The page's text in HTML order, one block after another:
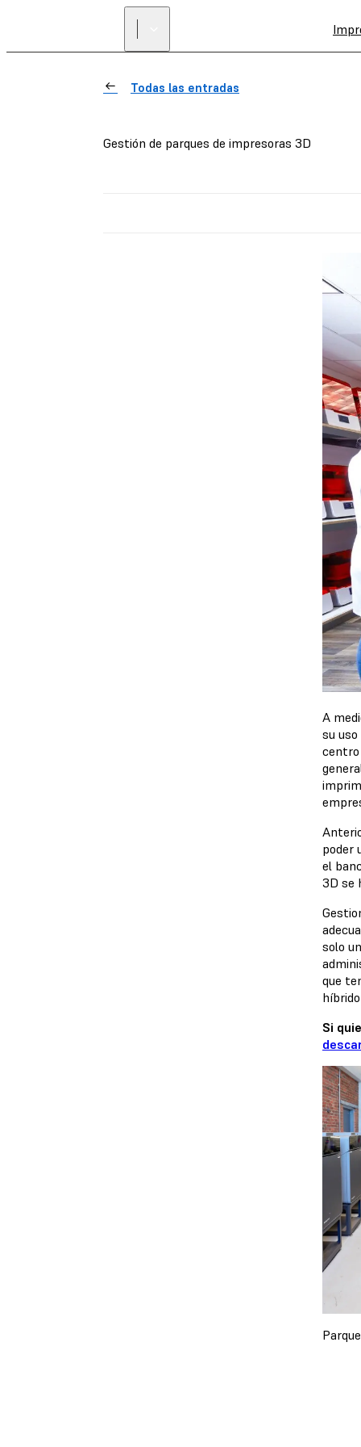
Todas las entradas
Gestión de parques de impresoras 3D
A
su
centro
poder
el
3D se
solo
que
Si